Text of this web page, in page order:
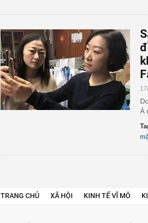
Á
TRANG CHỦ XÃ HỘI KINH TẾ VĨ MÔ